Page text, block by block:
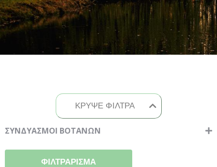
ΚΡΥΨΕ ΦΙΛΤΡΑ
ΣΥΝΔΥΑΣΜΟΙ ΒΟΤΑΝΩΝ
Νευρικό Σύστημα
ΦΙΛΤΡΆΡΙΣΜΑ